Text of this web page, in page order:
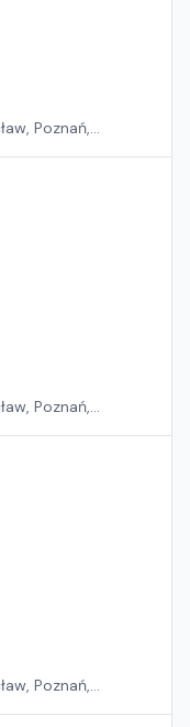
Poznań,
Poznań,
Poznań,